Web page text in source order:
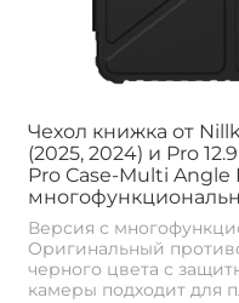
Чехол книжка от
(2025, 2024) и Pro
Pro Case-Multi Angle
Версия с
Оригинальный
черного цвета с
камеры подходит для